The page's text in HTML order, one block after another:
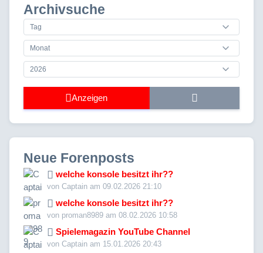
Archivsuche
Anzeigen
Neue Forenposts
welche konsole besitzt ihr??
von Captain am 09.02.2026 21:10
welche konsole besitzt ihr??
von proman8989 am 08.02.2026 10:58
Spielemagazin YouTube Channel
von Captain am 15.01.2026 20:43